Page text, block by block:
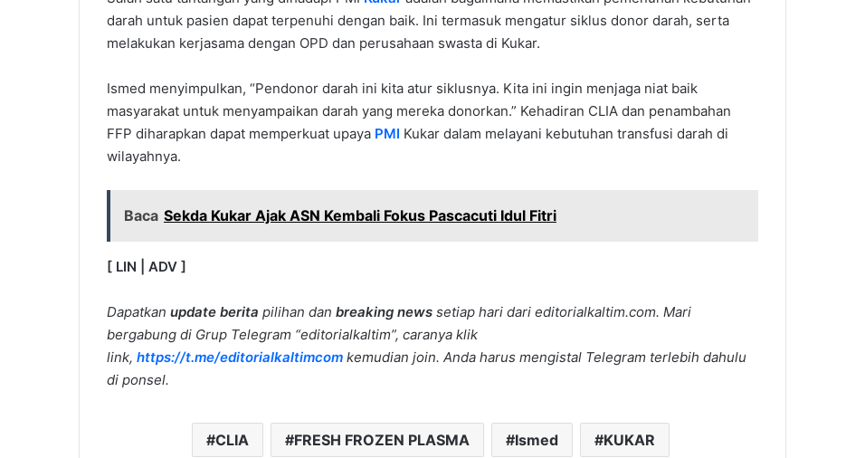
darah untuk pasien dapat terpenuhi dengan baik. Ini termasuk mengatur siklus donor darah, serta
melakukan kerjasama dengan OPD dan perusahaan swasta di Kukar.
Ismed menyimpulkan, “Pendonor darah ini kita atur siklusnya. Kita ini ingin menjaga niat baik
masyarakat untuk menyampaikan darah yang mereka donorkan.” Kehadiran CLIA dan penambahan
FFP diharapkan dapat memperkuat upaya PMI Kukar dalam melayani kebutuhan transfusi darah di
wilayahnya.
Baca Sekda Kukar Ajak ASN Kembali Fokus Pascacuti Idul Fitri
[ LIN | ADV ]
Dapatkan update berita pilihan dan breaking news setiap hari dari editorialkaltim.com. Mari
bergabung di Grup Telegram “editorialkaltim”, caranya klik
link, https://t.me/editorialkaltimcom kemudian join. Anda harus mengistal Telegram terlebih dahulu
di ponsel.
CLIA FRESH FROZEN PLASMA Ismed KUKAR